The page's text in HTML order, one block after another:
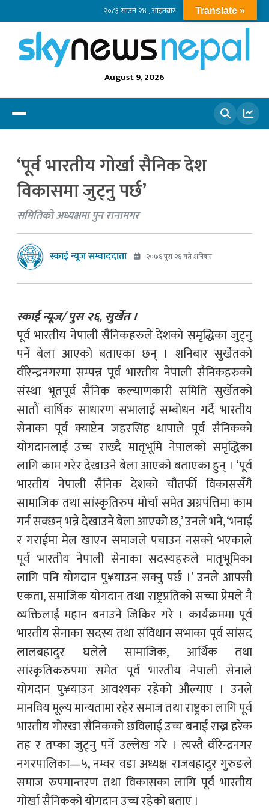
२०८३ साउन २४ , आइतबार
August 9, 2026
‘पूर्व भारतीय गोर्खा सैनिक देश
विकासमा जुट्नु पर्छ’
समितिको अध्यक्षमा पुन रानामगर
स्काई न्यूज सम्वाददाता २०७६ पुस २६ गते शनिबार
स्काई न्यूज/ पुस २६, सुर्खेत ।
पूर्व भारतीय नेपाली सैनिकहरुले देशको समृद्धिका जुट्नु
पर्ने बेला आएको बताएका छन् । शनिबार सुर्खेतको
वीरेन्द्रनगरमा सम्पन्न पूर्व भारतीय नेपाली सैनिकहरुको
संस्था भूतपूर्व सैनिक कल्याणकारी समिति सुर्खेतको
सातौं वार्षिक साधारण सभालाई सम्बोधन गर्दै भारतीय
सेनाका पूर्व क्याप्टेन जहरसिंह थापाले पूर्व सैनिकको
योगदानलाई उच्च राख्दै मातृभूमि नेपालको समृद्धिका
लागि काम गरेर देखाउने बेला आएको बताएका हुन् । ‘पूर्व
भारतीय नेपाली सैनिक देशको चौतर्फी विकाससँगै
सामाजिक तथा सांस्कृतिरुप मोर्चा समेत अग्रपंत्तिमा काम
गर्न सक्छन् भन्ने देखाउने बेला आएको छ,’ उनले भने, ‘भनाई
र गराईमा मेल खाएन समाजले पचाउन नसक्ने भएकाले
पूर्व भारतीय नेपाली सेनाका सदस्यहरुले मातृभूमिका
लागि पनि योगदान पु¥याउन सक्नु पर्छ ।’ उनले आपसी
एकता, समाजिक योगदान तथा राष्ट्रप्रतिको सच्चा प्रेमले नै
व्यक्तिलाई महान बनाउने जिकिर गरे । कार्यक्रममा पूर्व
भारतीय सेनाका सदस्य तथा संविधान सभाका पूर्व सांसद
लालबहादुर घलेले सामाजिक, आर्थिक तथा
सांस्कृतिकरुपमा समेत पूर्व भारतीय नेपाली सेनाले
योगदान पु¥याउन आवश्यक रहेको औल्याए । उनले
मानविय मूल्य मान्यतामा रहेर समाज तथा राष्ट्रका लागि पूर्व
भारतीय गोरखा सैनिकको छविलाई उच्च बनाई राख्न हरेक
तह र तप्का जुट्नु पर्ने उल्लेख गरे । त्यस्तै वीरेन्द्रनगर
नगरपालिका—५, नम्वर वडा अध्यक्ष राजबहादुर गुरुङले
समाज रुपमान्तरण तथा विकासका लागि पूर्व भारतीय
गोर्खा सैनिकको योगदान उच्च रहेको बताए ।
Translate »